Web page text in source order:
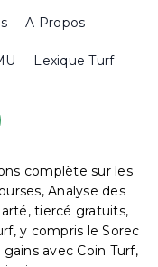
A Propos
Lexique Turf
complète sur les
Analyse des
tiercé gratuits,
y compris le Sorec
avec Coin Turf,